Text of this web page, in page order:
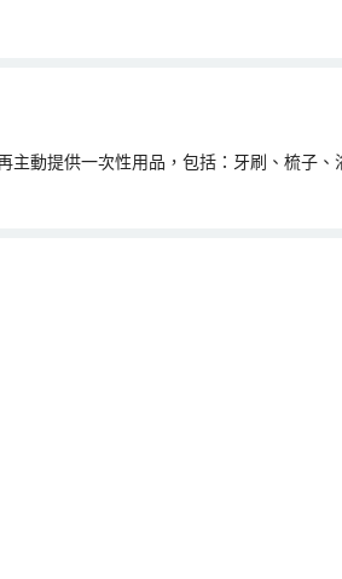
動提供一次性用品，包括：牙刷、梳子、